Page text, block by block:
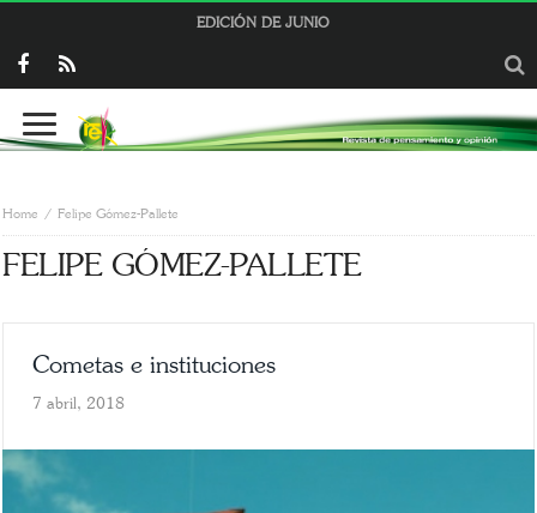
EDICIÓN DE JUNIO
Home Felipe Gómez-Pallete
FELIPE GÓMEZ-PALLETE
Cometas e instituciones
7 abril, 2018